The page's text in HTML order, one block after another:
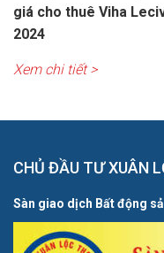
giá cho thuê Viha
2024
Xem chi tiết >
CHỦ ĐẦU TƯ XUÂN
Sàn giao dịch Bất động